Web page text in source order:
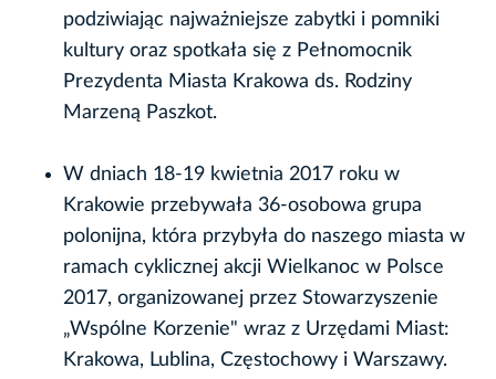
podziwiając najważniejsze zabytki i pomniki
kultury oraz spotkała się z Pełnomocnik
Prezydenta Miasta Krakowa ds. Rodziny
Marzeną Paszkot.
W dniach 18-19 kwietnia 2017 roku w
Krakowie przebywała 36-osobowa grupa
polonijna, która przybyła do naszego miasta w
ramach cyklicznej akcji Wielkanoc w Polsce
2017, organizowanej przez Stowarzyszenie
„Wspólne Korzenie" wraz z Urzędami Miast:
Krakowa, Lublina, Częstochowy i Warszawy.